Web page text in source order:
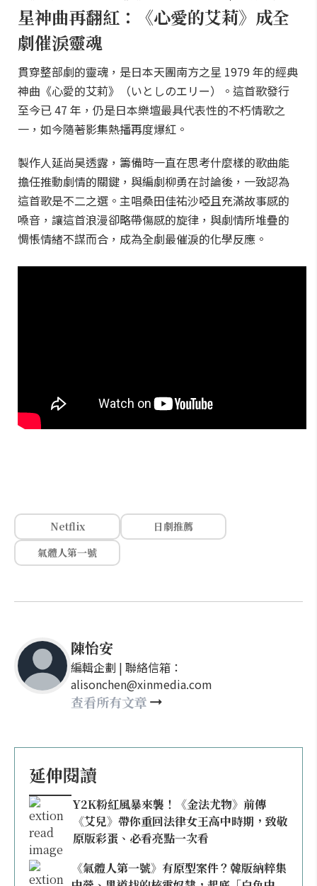
星神曲再翻紅：《心愛的艾莉》成全
劇催淚靈魂
貫穿整部劇的靈魂，是日本天團南方之星 1979 年的經典
神曲《心愛的艾莉》（いとしのエリー）。這首歌發行
至今已 47 年，仍是日本樂壇最具代表性的不朽情歌之
一，如今隨著影集熱播再度爆紅。
製作人延尚昊透露，籌備時一直在思考什麼樣的歌曲能
擔任推動劇情的關鍵，與編劇柳勇在討論後，一致認為
這首歌是不二之選。主唱桑田佳祐沙啞且充滿故事感的
嗓音，讓這首浪漫卻略帶傷感的旋律，與劇情所堆疊的
惆悵情緒不謀而合，成為全劇最催淚的化學反應。
Netflix
日劇推薦
氣體人第一號
陳怡安
編輯企劃 | 聯絡信箱：
alisonchen@xinmedia.com
查看所有文章
延伸閱讀
Y2K粉紅風暴來襲！《金法尤物》前傳
《艾兒》帶你重回法律女王高中時期，致敬
原版彩蛋、必看亮點一次看
《氣體人第一號》有原型案件？韓版納粹集